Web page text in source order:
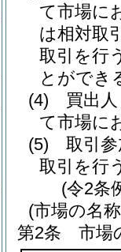
て市場に
は相対取
取引を行
とができ
(4)
買出
て市場に
(5)
取引
取引を行
(令2条
(市場の名
第2条
市場